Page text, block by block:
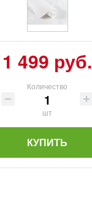
1 499 руб.
Количество
шт
КУПИТЬ